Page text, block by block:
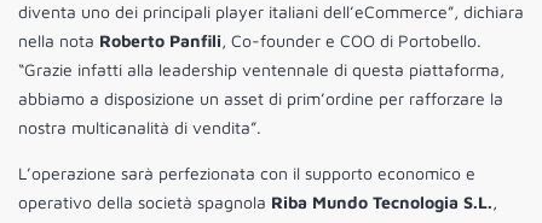
diventa uno dei principali player italiani dell’eCommerce”, dichiara
nella nota Roberto Panfili, Co-founder e COO di Portobello.
“Grazie infatti alla leadership ventennale di questa piattaforma,
abbiamo a disposizione un asset di prim’ordine per rafforzare la
nostra multicanalità di vendita”.
L’operazione sarà perfezionata con il supporto economico e
operativo della società spagnola Riba Mundo Tecnologia S.L.,